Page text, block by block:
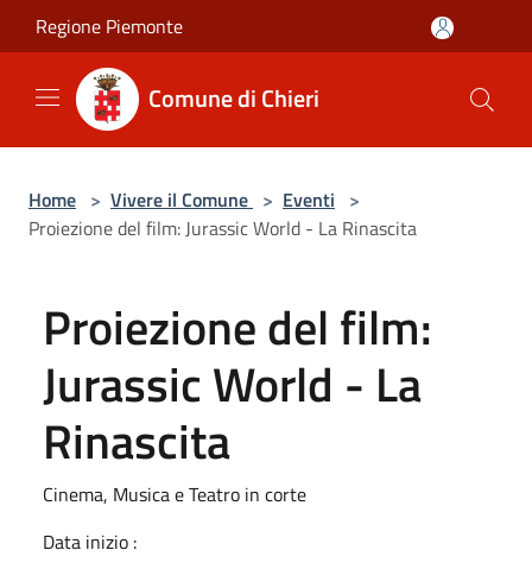
Salta al contenuto principale
Regione Piemonte
Comune di Chieri
Home > Vivere il Comune > Eventi >
Proiezione del film: Jurassic World - La Rinascita
Proiezione del film:
Jurassic World - La
Rinascita
Cinema, Musica e Teatro in corte
Data inizio :